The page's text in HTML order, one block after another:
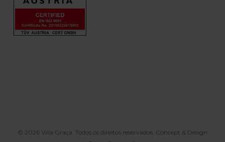
© 2026 Villa Graça. Todos os direitos reservados, Concept & Design